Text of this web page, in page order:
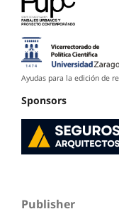
Ayudas para la edición de
Sponsors
Publisher